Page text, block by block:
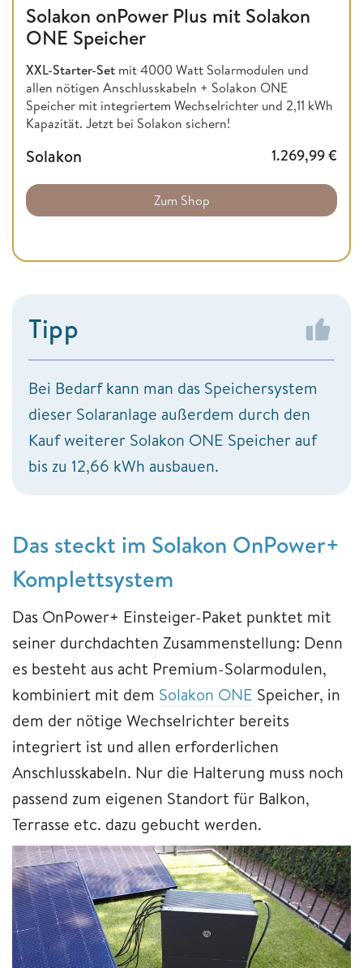
Solakon onPower Plus mit Solakon
ONE Speicher
XXL-Starter-Set mit 4000 Watt Solarmodulen und
allen nötigen Anschlusskabeln + Solakon ONE
Speicher mit integriertem Wechselrichter und 2,11 kWh
Kapazität. Jetzt bei Solakon sichern!
Solakon 1.269,99€
Zum Shop
Tipp
Bei Bedarf kann man das Speichersystem
dieser Solaranlage außerdem durch den
Kauf weiterer Solakon ONE Speicher auf
bis zu 12,66 kWh ausbauen.
Das steckt im Solakon OnPower+
Komplettsystem
Das OnPower+ Einsteiger-Paket punktet mit
seiner durchdachten Zusammenstellung: Denn
es besteht aus acht Premium-Solarmodulen,
kombiniert mit dem Solakon ONE Speicher, in
dem der nötige Wechselrichter bereits
integriert ist und allen erforderlichen
Anschlusskabeln. Nur die Halterung muss noch
passend zum eigenen Standort für Balkon,
Terrasse etc. dazu gebucht werden.